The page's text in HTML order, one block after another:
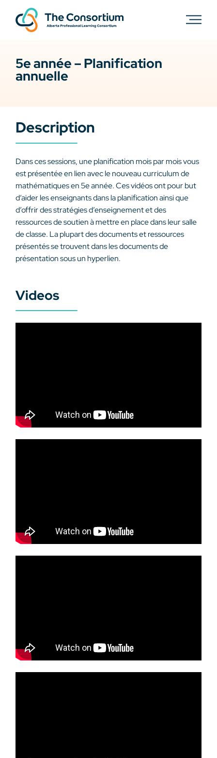
5e année – Planification
annuelle
Description
Dans ces sessions, une planification mois par mois vous
est présentée en lien avec le nouveau curriculum de
mathématiques en 5e année. Ces vidéos ont pour but
d’aider les enseignants dans la planification ainsi que
d’offrir des stratégies d’enseignement et des
ressources de soutien à mettre en place dans leur salle
de classe. La plupart des documents et ressources
présentés se trouvent dans les documents de
présentation sous un hyperlien.
Videos